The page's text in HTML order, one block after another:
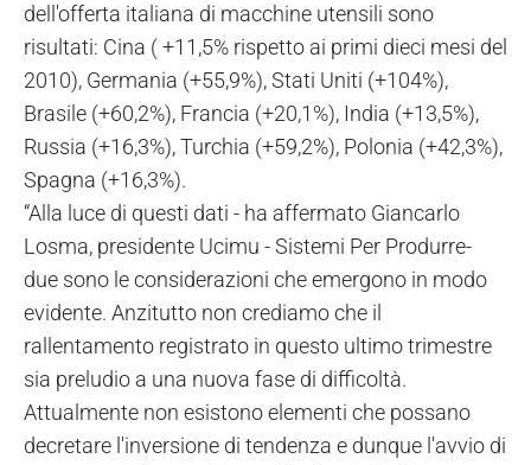
dell'offerta italiana di macchine utensili sono
risultati: Cina ( +11,5% rispetto ai primi dieci mesi del
2010), Germania (+55,9%), Stati Uniti (+104%),
Brasile (+60,2%), Francia (+20,1%), India (+13,5%),
Russia (+16,3%), Turchia (+59,2%), Polonia (+42,3%),
Spagna (+16,3%).
“Alla luce di questi dati - ha affermato Giancarlo
Losma, presidente Ucimu - Sistemi Per Produrre-
due sono le considerazioni che emergono in modo
evidente. Anzitutto non crediamo che il
rallentamento registrato in questo ultimo trimestre
sia preludio a una nuova fase di difficoltà.
Attualmente non esistono elementi che possano
decretare l'inversione di tendenza e dunque l'avvio di